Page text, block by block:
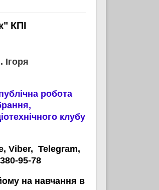
КПІ
Ігоря
робота
клубу
Viber, Telegram,
95-78
на навчання в